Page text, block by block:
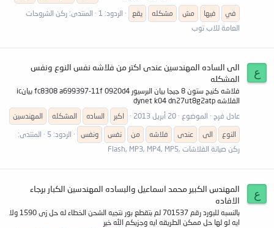
في
فيها مش مشكله يقع الردود: 1 المنتدى: ركن الشروحات
العامة للاب توب
ع
الى الساده المهندسين عندى اكتر من فلاشه نفس النوع ونفس
المشكله
فلاشه كنيج ستون 8 جيجا بيان البرسيور fc8308 a699397-11f 0920d4 بيانic
الفلاشه dynet k04 dn27ut8g2atp
عادل فرج
الموضوع 20 أبريل 2013 اكبر الساده المشكله
المهندسين
النوع
الى عندى فلاشه من نفس ونفس الردود: 5
المنتدى:
ركن صيانة الفلاشات ,Flash, MP3, MP4, MP5
ع
المهندس الكبير محمد اسماعيل والبساده المهندسين الكبار برجاء
الافاده
بالنسبه للبورد رقم 701537 لم بتقطع بور نتجيه الشحن الخطاء له حل زى 1590 ولا
ايه لو لها حل ممكن الطريقه ايه وجزيكم الله خير